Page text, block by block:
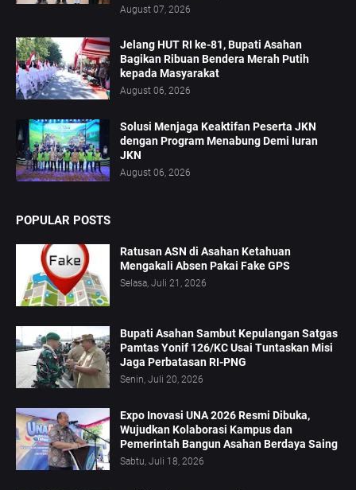
August 07, 2026
Jelang HUT RI ke-81, Bupati Asahan
Bagikan Ribuan Bendera Merah Putih
kepada Masyarakat
August 06, 2026
Solusi Menjaga Keaktifan Peserta JKN
dengan Program Menabung Demi Iuran
JKN
August 06, 2026
POPULAR POSTS
Ratusan ASN di Asahan Ketahuan
Mengakali Absen Pakai Fake GPS
Selasa, Juli 21, 2026
Bupati Asahan Sambut Kepulangan Satgas
Pamtas Yonif 126/KC Usai Tuntaskan Misi
Jaga Perbatasan RI-PNG
Senin, Juli 20, 2026
Expo Inovasi UNA 2026 Resmi Dibuka,
Wujudkan Kolaborasi Kampus dan
Pemerintah Bangun Asahan Berdaya Saing
Sabtu, Juli 18, 2026